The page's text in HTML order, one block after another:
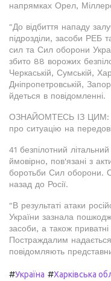
напрямках Орел,
"До відбиття нападу
підрозділи, засоби РЕБ
сил та Сил оборони
збито 88 ворожих
Черкаській, Сумській,
Дніпропетровській,
йдеться в повідомленні.
ОЗНАЙОМТЕСЬ ІЗ ЦИМ:
про ситуацію на
41 безпілотний
ймовірно, пов'язані з
боротьби Сил оборони.
назад до Росії.
"В результаті атаки
України зазнала
засоби, а також приватні
Постраждалим
повідомляють
#Україна #Харківська